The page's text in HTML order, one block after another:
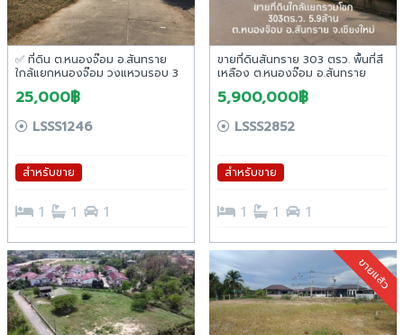
✅ ที่ดิน ต.หนองจ๊อม อ.สันทราย
ใกล้แยกหนองจ๊อม วงแหวนรอบ 3
25,000฿
LSSS1246
สำหรับขาย
1 1 1
ขายที่ดินสันทราย 303 ตรว. พื้นที่สี
เหลือง ต.หนองจ๊อม อ.สันทราย
5,900,000฿
LSSS2852
สำหรับขาย
1 1 1
ขายแล้ว